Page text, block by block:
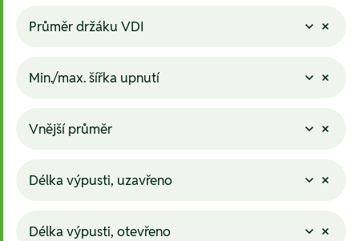
Průměr držáku VDI
Min./max. šířka upnutí
Vnější průměr
Délka výpusti, uzavřeno
Délka výpusti, otevřeno